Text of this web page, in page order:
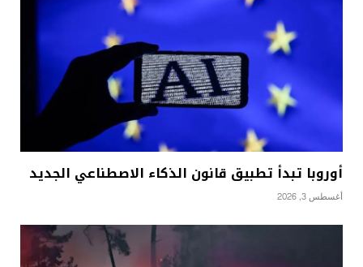
أوروبا تبدأ تطبيق قانون الذكاء الاصطناعي الجديد
أغسطس 3, 2026